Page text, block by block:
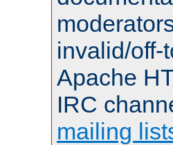
invalid/off-
Apache
IRC
mailing